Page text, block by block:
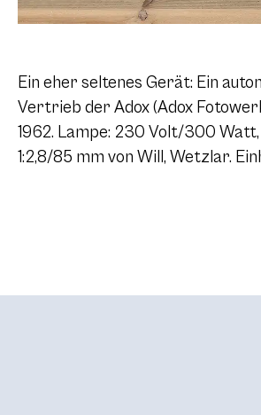
Ein eher seltenes Gerät: Ein
Vertrieb der Adox (Adox
1962. Lampe: 230 Volt/300 Watt,
1:2,8/85 mm von Will, Wetzlar.